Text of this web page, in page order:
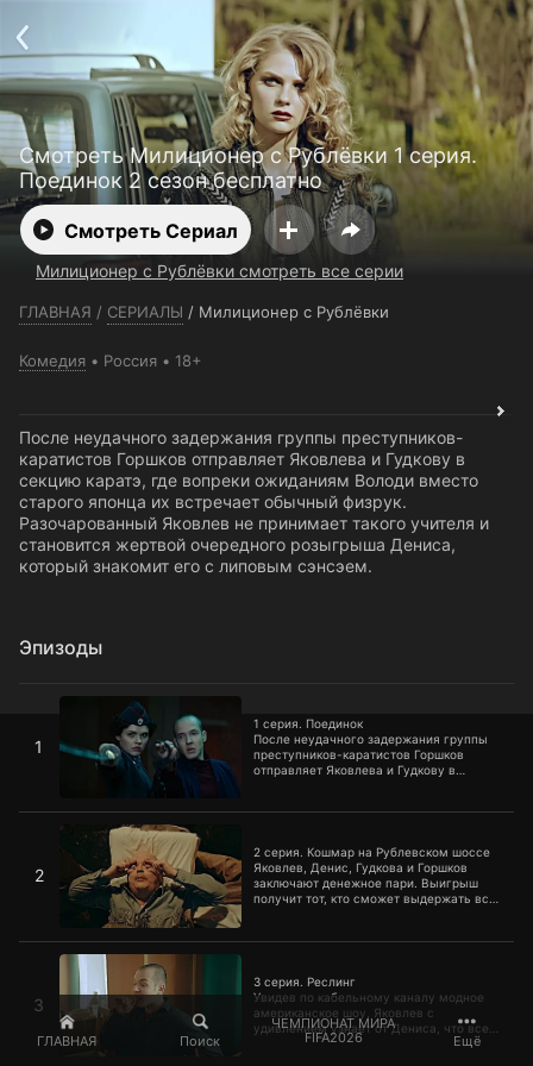
ГЛАВНАЯ Поиск
ЧЕМПИОНАТ МИРА
FIFA2026
Ещё
Смотреть Милиционер с Рублёвки 1 серия.
Поединок 2 сезон бесплатно
Смотреть Сериал
Милиционер с Рублёвки смотреть все серии
ГЛАВНАЯ / СЕРИАЛЫ / Милиционер с Рублёвки
Комедия Россия 18+
После неудачного задержания группы преступников-
каратистов Горшков отправляет Яковлева и Гудкову в
секцию каратэ, где вопреки ожиданиям Володи вместо
старого японца их встречает обычный физрук.
Разочарованный Яковлев не принимает такого учителя и
становится жертвой очередного розыгрыша Дениса,
который знакомит его с липовым сэнсэем.
Эпизоды
1
1 серия. Поединок
После неудачного задержания группы
преступников-каратистов Горшков
отправляет Яковлева и Гудкову в
встречает обычный физрук.
такого учителя и становится жертвой
очередного розыгрыша Дениса,
который знакомит его с липовым
сэнсэем.
1 серия. Поединок
2
2 серия. Кошмар на Рублевском шоссе
Яковлев, Денис, Гудкова и Горшков
заключают денежное пари. Выигрыш
получит тот, кто сможет выдержать все
мучить настоящие кошмары.
2 серия. Кошмар на Рублевском шоссе
3
3 серия. Реслинг
Увидев по кабельному каналу модное
американское шоу, Яковлев с
удивлением узнает от Дениса, что все
бои в реслинге — постановочные, а
3 серия. Реслинг
+7 (727) 323 10 92
Пользовательское соглашение
Политика конфиденциальности
Открыть приложение
Ввести промокод